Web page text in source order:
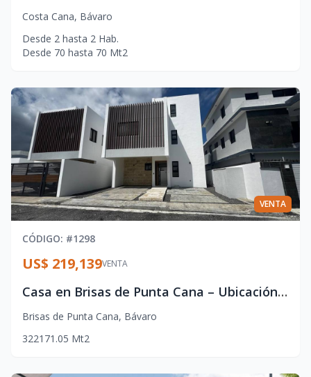
Costa Cana, Bávaro
Desde 2 hasta 2 Hab.
Desde 70 hasta 70 Mt2
VENTA
CÓDIGO: #1298
VENTA
US$ 219,139
Casa en Brisas de Punta Cana – Ubicación Estratégica y Confort
Brisas de Punta Cana, Bávaro
322171.05 Mt2